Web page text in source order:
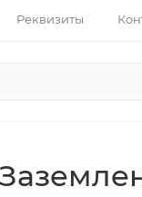
Реквизиты